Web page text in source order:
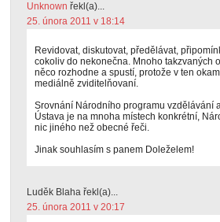
Unknown řekl(a)...
25. února 2011 v 18:14
Revidovat, diskutovat, předělávat,
cokoliv do nekonečna. Mnoho takzvaných
něco rozhodne a spustí, protože v ten
mediálně zviditelňovaní.
Srovnání Národního programu vzdělávání
Ústava je na mnoha místech konkrétní,
nic jiného než obecné řeči.
Jinak souhlasím s panem Doleželem!
Luděk Blaha řekl(a)...
25. února 2011 v 20:17